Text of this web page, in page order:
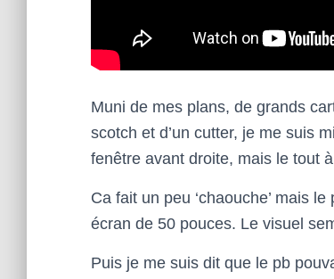
Muni de mes plans, de grands
scotch et d’un cutter, je me suis
fenêtre avant droite, mais le tout à
Ca fait un peu ‘chaouche’ mais
écran de 50 pouces. Le visuel
Puis je me suis dit que le pb